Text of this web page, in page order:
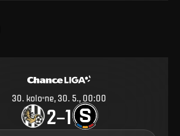
30. kolo ne, 30. 5., 00:00
2–1